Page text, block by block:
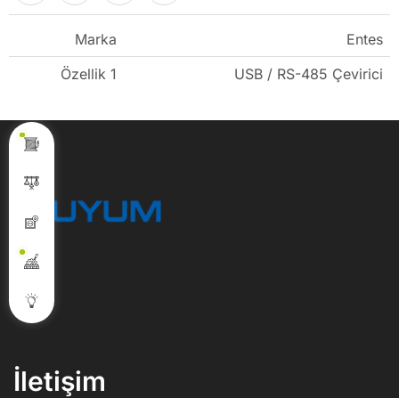
Marka
Entes
Özellik 1
USB / RS-485 Çevirici
İletişim